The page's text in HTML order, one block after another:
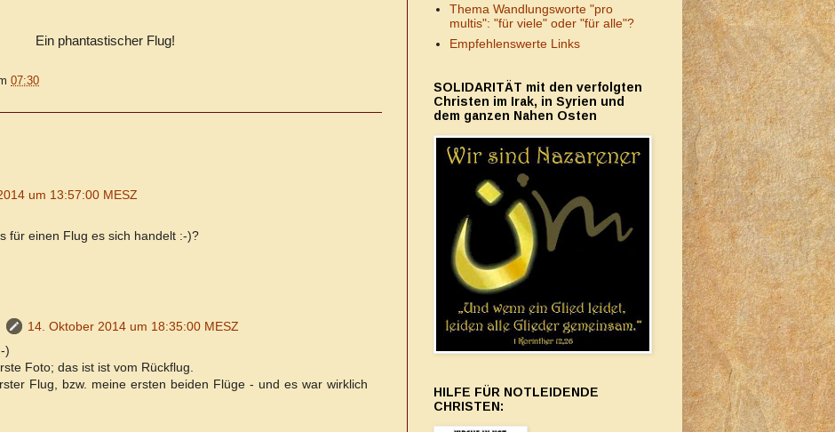
Ein phantastischer Flug!
07:30
um 13:57:00 MESZ
für einen Flug es sich handelt :-)?
14. Oktober 2014 um 18:35:00 MESZ
)
Foto; das ist ist vom Rückflug.
Flug, bzw. meine ersten beiden Flüge - und es war wirklich
Thema Wandlungsworte "pro
multis": "für viele" oder "für alle"?
Empfehlenswerte Links
SOLIDARITÄT mit den verfolgten
Christen im Irak, in Syrien und
dem ganzen Nahen Osten
HILFE FÜR NOTLEIDENDE
CHRISTEN: